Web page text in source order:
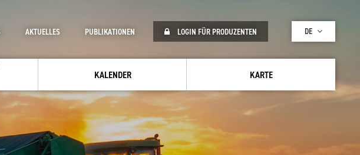
KALENDER KARTE
AKTUELLES PUBLIKATIONEN LOGIN FÜR PRODUZENTEN DE